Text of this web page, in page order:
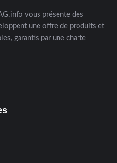
vous présente des
une offre de produits et
garantis par une charte